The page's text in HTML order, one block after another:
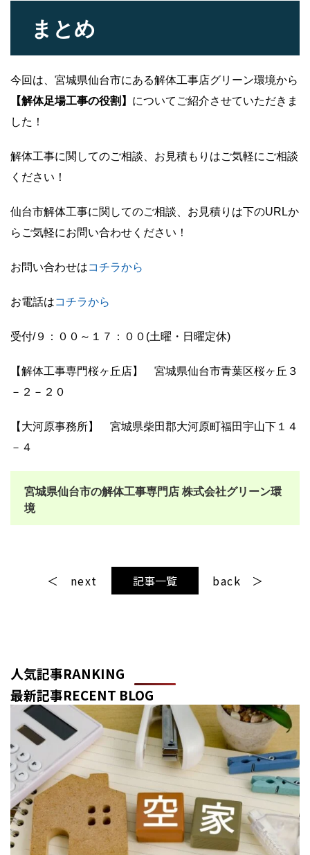
まとめ
今回は、宮城県仙台市にある解体工事店グリーン環境から
【解体足場工事の役割】 についてご紹介させていただきま
した！
解体工事に関してのご相談、お見積もりはご気軽にご相談
ください！
仙台市解体工事に関してのご相談、お見積りは下のURLか
らご気軽にお問い合わせください！
お問い合わせはコチラから
お電話はコチラから
受付/９：００～１７：００(土曜・日曜定休)
【解体工事専門桜ヶ丘店】 宮城県仙台市青葉区桜ヶ丘３
－２－２０
【大河原事務所】 宮城県柴田郡大河原町福田宇山下１４
－４
宮城県仙台市の解体工事専門店 株式会社グリーン環
境
next 記事一覧 back
人気記事RANKING
最新記事RECENT BLOG